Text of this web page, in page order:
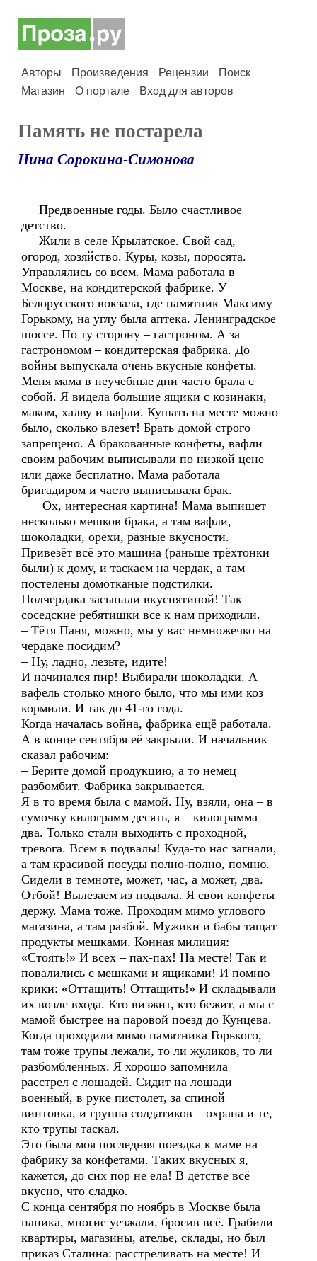
Авторы Произведения Рецензии
Поиск
Магазин
О портале Вход для авторов
Память не постарела
Нина Сорокина-Симонова
Предвоенные годы. Было счастливое
детство.
Жили в селе Крылатское. Свой сад,
огород, хозяйство. Куры, козы, поросята.
Управлялись со всем. Мама работала в
Москве, на кондитерской фабрике. У
Белорусского вокзала, где памятник Максиму
Горькому, на углу была аптека. Ленинградское
шоссе. По ту сторону – гастроном. А за
гастрономом – кондитерская фабрика. До
войны выпускала очень вкусные конфеты.
Меня мама в неучебные дни часто брала с
собой. Я видела большие ящики с козинаки,
маком, халву и вафли. Кушать на месте можно
было, сколько влезет! Брать домой строго
запрещено. А бракованные конфеты, вафли
своим рабочим выписывали по низкой цене
или даже бесплатно. Мама работала
бригадиром и часто выписывала брак.
Ох, интересная картина! Мама выпишет
несколько мешков брака, а там вафли,
шоколадки, орехи, разные вкусности.
Привезёт всё это машина (раньше трёхтонки
были) к дому, и таскаем на чердак, а там
постелены домотканые подстилки.
Полчердака засыпали вкуснятиной! Так
соседские ребятишки все к нам приходили.
– Тётя Паня, можно, мы у вас немножечко на
чердаке посидим?
– Ну, ладно, лезьте, идите!
И начинался пир! Выбирали шоколадки. А
вафель столько много было, что мы ими коз
кормили. И так до 41-го года.
Когда началась война, фабрика ещё работала.
А в конце сентября её закрыли. И начальник
сказал рабочим:
– Берите домой продукцию, а то немец
разбомбит. Фабрика закрывается.
Я в то время была с мамой. Ну, взяли, она – в
сумочку килограмм десять, я – килограмма
два. Только стали выходить с проходной,
тревога. Всем в подвалы! Куда-то нас загнали,
а там красивой посуды полно-полно, помню.
Сидели в темноте, может, час, а может, два.
Отбой! Вылезаем из подвала. Я свои конфеты
держу. Мама тоже. Проходим мимо углового
магазина, а там разбой. Мужики и бабы тащат
продукты мешками. Конная милиция:
«Стоять!» И всех – пах-пах! На месте! Так и
повалились с мешками и ящиками! И помню
крики: «Оттащить! Оттащить!» И складывали
их возле входа. Кто визжит, кто бежит, а мы с
мамой быстрее на паровой поезд до Кунцева.
Когда проходили мимо памятника Горького,
там тоже трупы лежали, то ли жуликов, то ли
разбомбленных. Я хорошо запомнила
расстрел с лошадей. Сидит на лошади
военный, в руке пистолет, за спиной
винтовка, и группа солдатиков – охрана и те,
кто трупы таскал.
Это была моя последняя поездка к маме на
фабрику за конфетами. Таких вкусных я,
кажется, до сих пор не ела! В детстве всё
вкусно, что сладко.
С конца сентября по ноябрь в Москве была
паника, многие уезжали, бросив всё. Грабили
квартиры, магазины, ателье, склады, но был
приказ Сталина: расстреливать на месте! И